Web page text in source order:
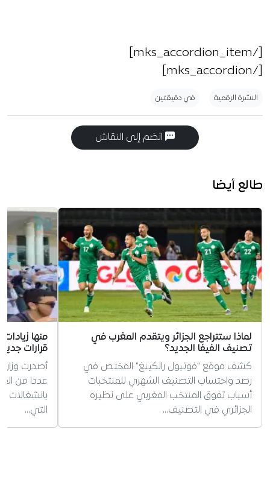
[/mks_accordion_item]
[/mks_accordion]
النشرة الرقمية في دقيقتين
انضم إلى النقاش
طالع أيضا
لماذا ستتراجع الجزائر ويتقدم المغرب في
تصنيف الفيفا الجديد؟
كشف موقع "فوتبول رانكينغ" المختص في
رصد واحتساب التصنيف الشهري للمنتخبات
أسباب تفوق المنتخب المغربي على نظيره
الجزائري في التصنيف…
منها
قرارات
أصدرت
عددا من
بانشغالات
التي…